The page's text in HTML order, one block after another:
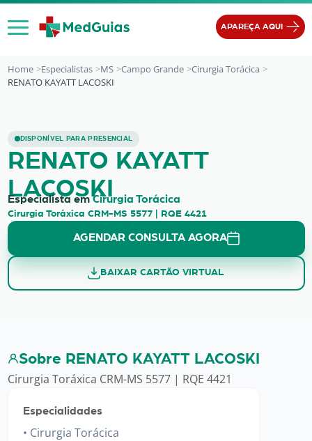
Ir para o conteúdo
APAREÇA AQUI
Home Especialistas MS Campo Grande
Cirurgia Torácica
RENATO KAYATT LACOSKI
DISPONÍVEL PARA PRESENCIAL
RENATO KAYATT LACOSKI
RENATO KAYATT
LACOSKI
Especialista emCirurgia Torácica
Cirurgia Toráxica CRM-MS 5577 | RQE 4421
AGENDAR CONSULTA AGORA
BAIXAR CARTÃO VIRTUAL
Sobre RENATO KAYATT LACOSKI
Cirurgia Toráxica CRM-MS 5577 | RQE 4421
Especialidades
Cirurgia Torácica